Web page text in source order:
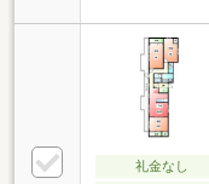
礼金なし